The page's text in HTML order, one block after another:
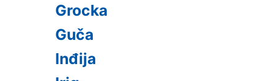
Grocka
Guča
Inđija